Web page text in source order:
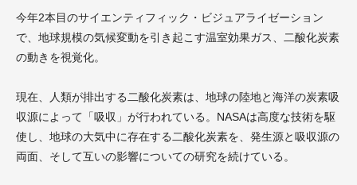
今年2本目のサイエンティフィック・ビジュアライゼーション
で、地球規模の気候変動を引き起こす温室効果ガス、二酸化炭素
の動きを視覚化。
現在、人類が排出する二酸化炭素は、地球の陸地と海洋の炭素吸
収源によって「吸収」が行われている。NASAは高度な技術を駆
使し、地球の大気中に存在する二酸化炭素を、発生源と吸収源の
両面、そして互いの影響についての研究を続けている。